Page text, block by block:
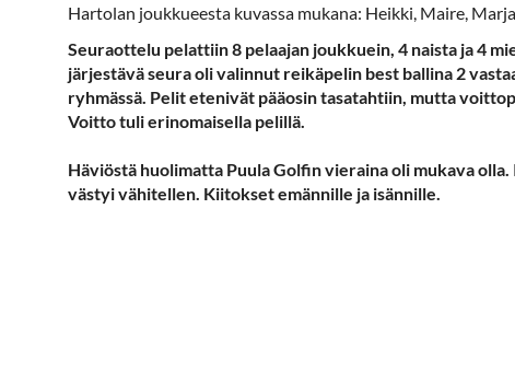
Hartolan joukkueesta kuvassa mukana: Heikki, Maire,
Seuraottelu pelattiin 8 pelaajan joukkuein, 4 naista ja 4
järjestävä seura oli valinnut reikäpelin best ballina 2
ryhmässä. Pelit etenivät pääosin tasatahtiin, mutta
Voitto tuli erinomaisella pelillä.
Häviöstä huolimatta Puula Golfin vieraina oli mukava
västyi vähitellen. Kiitokset emännille ja isännille.